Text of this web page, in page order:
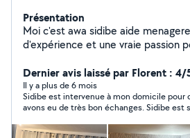
Présentation
Moi c'est awa sidibe aide
d'expérience et une vraie passion
maîtrise le nettoyage complet (sol,
bain, cuisine ) Le rangement qui
qu'on vit dans un magazine Le
familles les personnes âgées ou les
occupées Les interventions régulières ou ponctuelles Je
Dernier avis laissé par Florent : 4/
Il y a plus de 6 mois
Sidibe est intervenue à mon domicile pour
avons eu de très bon échanges. Sidibe est
avoir terminé. Je recommande.